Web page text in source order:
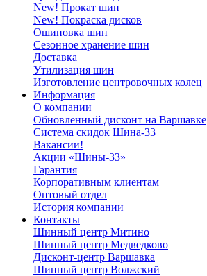
New! Прокат шин
New! Покраска дисков
Ошиповка шин
Сезонное хранение шин
Доставка
Утилизация шин
Изготовление центровочных колец
Информация
О компании
Обновленный дисконт на Варшавке
Система скидок Шина-33
Вакансии!
Акции «Шины-33»
Гарантия
Корпоративным клиентам
Оптовый отдел
История компании
Контакты
Шинный центр Митино
Шинный центр Медведково
Дисконт-центр Варшавка
Шинный центр Волжский